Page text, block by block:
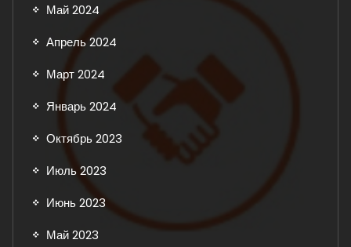
Май 2024
Апрель 2024
Март 2024
Январь 2024
Октябрь 2023
Июль 2023
Июнь 2023
Май 2023